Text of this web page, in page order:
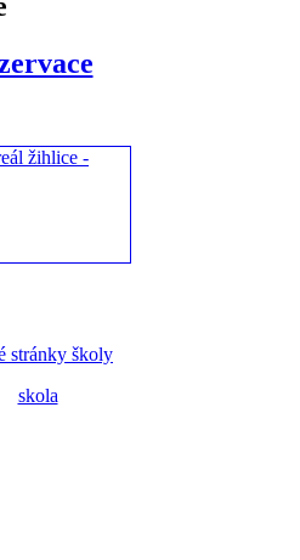
stránky školy